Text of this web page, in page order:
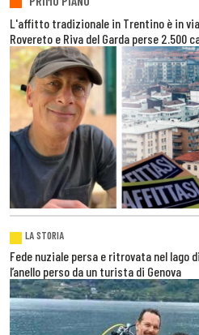
L'affitto tradizionale in Trentino è in
Rovereto e Riva del Garda perse 2.500
LA STORIA
Fede nuziale persa e ritrovata nel lago
l’anello perso da un turista di Genova